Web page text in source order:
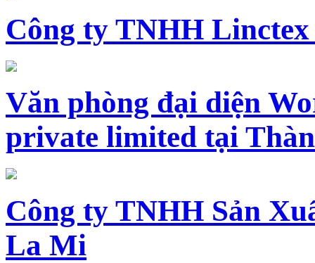
Công ty TNHH Linctex
Văn phòng đại diện
private limited tại
Công ty TNHH Sản
La Mi